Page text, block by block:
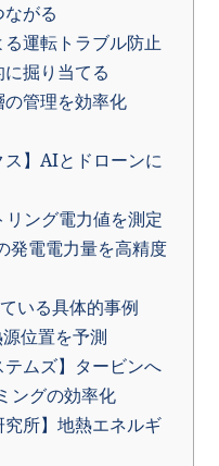
がる
運転トラブル防止
掘り当てる
管理を効率化
ス】AIとドローンに
リング電力値を測定
発電電力量を高精度
いる具体的事例
位置を予測
テムズ】タービンへ
ングの効率化
究所】地熱エネルギ